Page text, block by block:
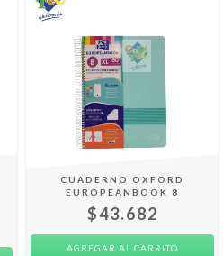
CUADERNO OXFORD
EUROPEANBOOK 8
$43.682